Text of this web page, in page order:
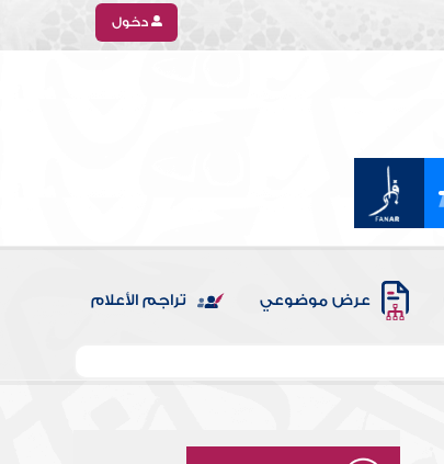
دخول
عرض موضوعي تراجم الأعلام